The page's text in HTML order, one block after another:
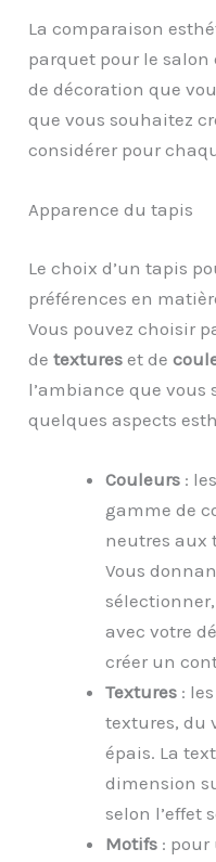
La comparaison
parquet pour le
de décoration que
que vous souhaitez
considérer pour
Apparence du tapis
Le choix d’un tapis
préférences en
Vous pouvez choisir
detextures et de
l’ambiance que vous
quelques aspects
Couleurs :
gamme de
neutres aux
Vous
avec votre
créer un
Textures :
textures, du
épais. La
dimension
selon l’effet
Motifs :